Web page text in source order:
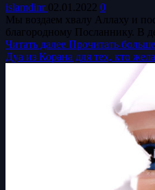
islamdinr 02.01.2022 0
Мы воздаем хвалу Аллаху и
благородному Посланнику. В
Читать далее Прочитать
Дуа из Корана для тех, кто